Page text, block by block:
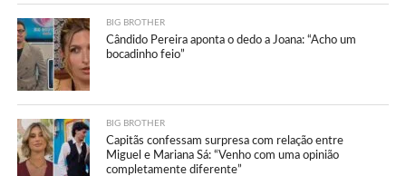
BIG BROTHER
Cândido Pereira aponta o dedo a Joana: “Acho um
bocadinho feio”
BIG BROTHER
Capitãs confessam surpresa com relação entre
Miguel e Mariana Sá: “Venho com uma opinião
completamente diferente”